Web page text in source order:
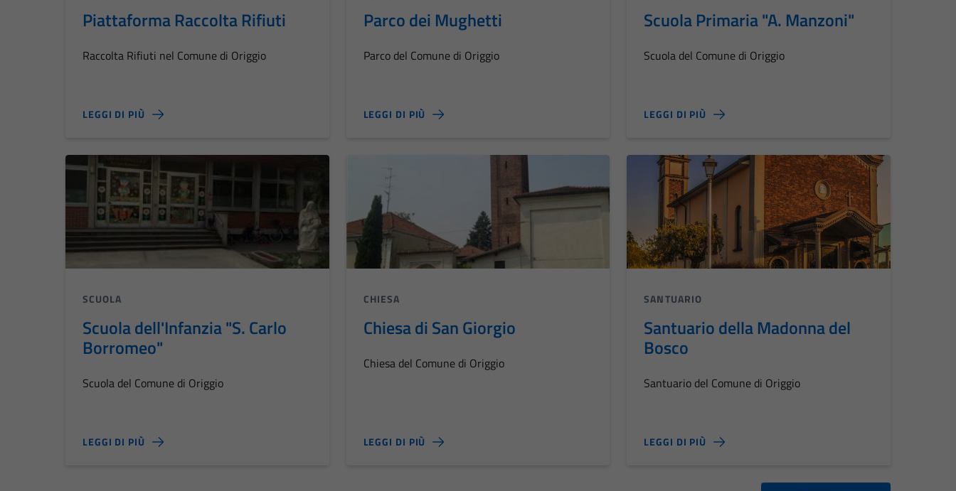
Piattaforma Raccolta Rifiuti
Raccolta Rifiuti nel Comune di Origgio
LEGGI DI PIÙ
Parco dei Mughetti
Parco del Comune di Origgio
LEGGI DI PIÙ
Scuola Primaria "A. Manzoni"
Scuola del Comune di Origgio
LEGGI DI PIÙ
SCUOLA
Scuola dell'Infanzia "S. Carlo
Borromeo"
Scuola del Comune di Origgio
LEGGI DI PIÙ
CHIESA
Chiesa di San Giorgio
Chiesa del Comune di Origgio
LEGGI DI PIÙ
SANTUARIO
Santuario della Madonna del
Bosco
Santuario del Comune di Origgio
LEGGI DI PIÙ